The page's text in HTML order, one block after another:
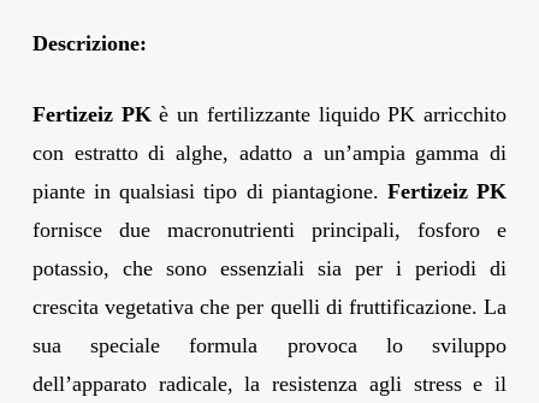
Descrizione:
Fertizeiz PK è un fertilizzante liquido PK arricchito
con estratto di alghe, adatto a un’ampia gamma di
piante in qualsiasi tipo di piantagione. Fertizeiz PK
fornisce due macronutrienti principali, fosforo e
potassio, che sono essenziali sia per i periodi di
crescita vegetativa che per quelli di fruttificazione. La
sua speciale formula provoca lo sviluppo
dell’apparato radicale, la resistenza agli stress e il